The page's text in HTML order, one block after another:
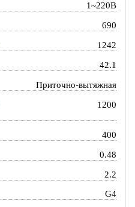
1~220В
690
1242
42.1
Приточно-вытяжная
1200
400
0.48
2.2
G4